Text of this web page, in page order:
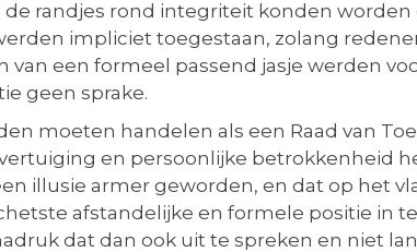
randjes rond integriteit konden
impliciet toegestaan, zolang
een formeel passend jasje werden
geen sprake.
moeten handelen als een Raad van
en persoonlijke betrokkenheid
illusie armer geworden, en dat op het
afstandelijke en formele positie in
dat dan ook uit te spreken en niet